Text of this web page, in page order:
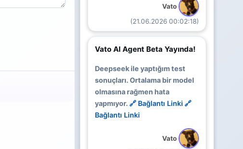
Vato
(21.06.2026 00:02:18)
Vato AI Agent Beta Yayında!
Deepseek ile yaptığım test
sonuçları. Ortalama bir model
olmasına rağmen hata
yapmıyor.🔗 Bağlantı Linki 🔗
Bağlantı Linki
Vato